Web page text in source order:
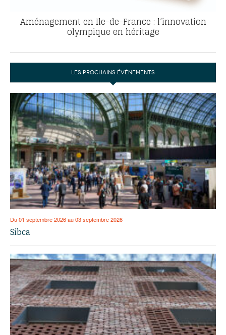
Aménagement en Ile-de-France : l’innovation
olympique en héritage
LES PROCHAINS ÉVÉNEMENTS
Du 01 septembre 2026 au 03 septembre 2026
Sibca